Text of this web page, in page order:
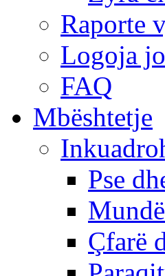
Raporte
Logoja
FAQ
Mbështetje
Pse
Çfarë